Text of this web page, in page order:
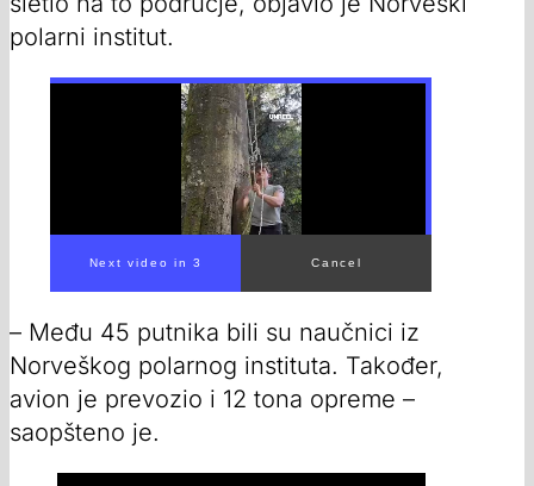
polarni institut.
00:00/ 00:36
– Među 45 putnika bili su naučnici iz
Norveškog polarnog instituta. Također,
avion je prevozio i 12 tona opreme –
saopšteno je.